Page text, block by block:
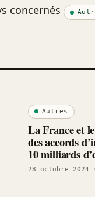
concernés
Autres
La France et
des accords
10 milliards
28 octobre 2024